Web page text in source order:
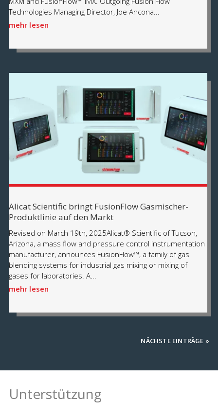
Technologies Managing Director, Joe Ancona...
mehr lesen
Alicat Scientific bringt FusionFlow Gasmischer-
Produktlinie auf den Markt
Revised on March 19th, 2025Alicat® Scientific of Tucson,
Arizona, a mass flow and pressure control instrumentation
manufacturer, announces FusionFlow™, a family of gas
blending systems for industrial gas mixing or mixing of
gases for laboratories. A...
mehr lesen
NÄCHSTE EINTRÄGE »
Unterstützung